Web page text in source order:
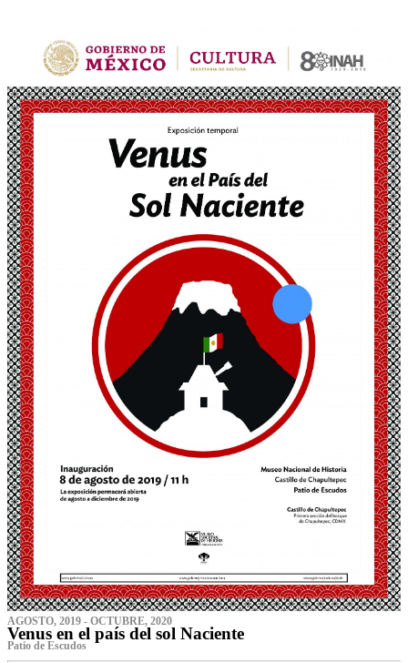
AGOSTO, 2019 - OCTUBRE, 2020
Venus en el país del sol Naciente
P‌atio de Escudos